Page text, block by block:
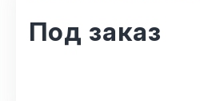
Под заказ